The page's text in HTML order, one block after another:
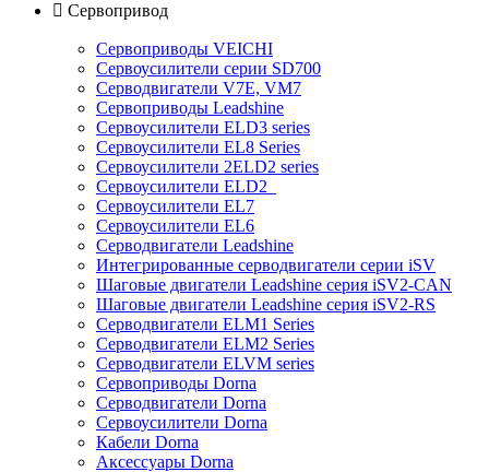
 Сервопривод
Сервоприводы VEICHI
Сервоусилители серии SD700
Серводвигатели V7E, VM7
Сервоприводы Leadshine
Сервоусилители ELD3 series
Сервоусилители EL8 Series
Сервоусилители 2ELD2 series
Сервоусилители ELD2
Сервоусилители EL7
Сервоусилители EL6
Серводвигатели Leadshine
Интегрированные серводвигатели серии iSV
Шаговые двигатели Leadshine серия iSV2-CAN
Шаговые двигатели Leadshine серия iSV2-RS
Серводвигатели ELM1 Series
Серводвигатели ELM2 Series
Серводвигатели ELVM series
Сервоприводы Dorna
Серводвигатели Dorna
Сервоусилители Dorna
Кабели Dorna
Аксессуары Dorna